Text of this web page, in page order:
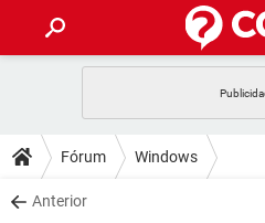
CELULAR
OUTLOOK
DICAS
JOGOS
DOWNLOADS
Fórum Windows
Anterior